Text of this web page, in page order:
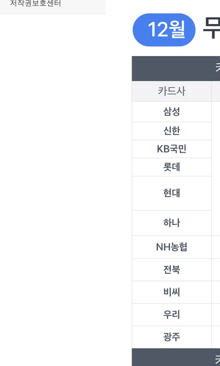
저작권보호센터